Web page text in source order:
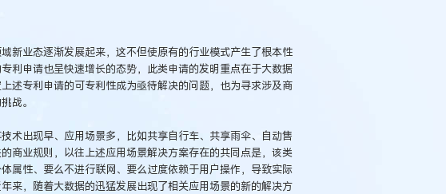
新业态逐渐发展起来，这不但使原有的行业模式产生了根本性
利申请也呈快速增长的态势，此类申请的发明重点在于大数据
述专利申请的可专利性成为亟待解决的问题，也为寻求涉及商
战。
术出现早、应用场景多，比如共享自行车、共享雨伞、自动售
商业规则，以往上述应用场景解决方案存在的共同点是，该类
属性、要么不进行联网、要么过度依赖于用户操作，导致实际
来，随着大数据的迅猛发展出现了相关应用场景的新的解决方